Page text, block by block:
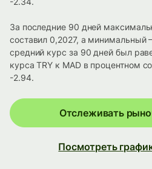
За последние 90 дней
составил 0,2027, а минимальный
средний курс за 90 дней был
курса TRY к MAD в процентном
-2.94.
Отслеживать
Посмотреть